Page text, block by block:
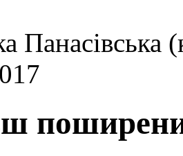
Панасівська